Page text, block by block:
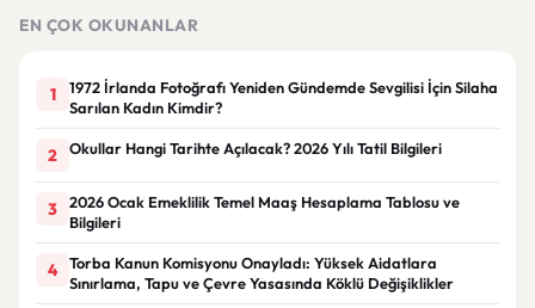
EN ÇOK OKUNANLAR
1
1972 İrlanda Fotoğrafı Yeniden Gündemde Sevgilisi İçin Silaha
Sarılan Kadın Kimdir?
2 Okullar Hangi Tarihte Açılacak? 2026 Yılı Tatil Bilgileri
3
2026 Ocak Emeklilik Temel Maaş Hesaplama Tablosu ve
Bilgileri
4
Torba Kanun Komisyonu Onayladı: Yüksek Aidatlara
Sınırlama, Tapu ve Çevre Yasasında Köklü Değişiklikler